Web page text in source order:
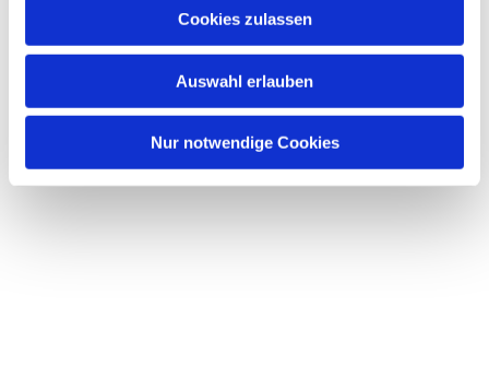
Cookies zulassen
Auswahl erlauben
Nur notwendige Cookies
Dies könnte Sie auch interessieren